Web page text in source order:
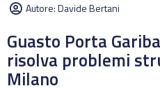
Autore:Davide Bertani
Guasto Porta
risolva problemi
Milano